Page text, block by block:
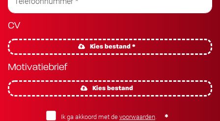
CV
Kies bestand *
Motivatiebrief
Kies bestand
Ik ga akkoord met de voorwaarden